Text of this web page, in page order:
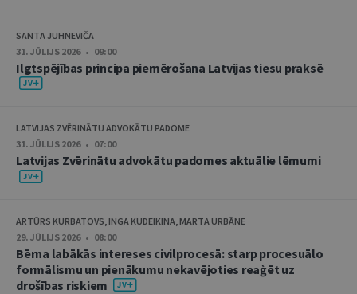
SANTA JUHNEVIČA
31. JŪLIJS 2026 • 09:00
Ilgtspējības principa piemērošana Latvijas tiesu praksē
LATVIJAS ZVĒRINĀTU ADVOKĀTU PADOME
31. JŪLIJS 2026 • 07:00
Latvijas Zvērinātu advokātu padomes aktuālie lēmumi
ARTŪRS KURBATOVS, INGA KUDEIKINA, MARTA URBĀNE
29. JŪLIJS 2026 • 08:00
Bērna labākās intereses civilprocesā: starp procesuālo
formālismu un pienākumu nekavējoties reaģēt uz
drošības riskiem